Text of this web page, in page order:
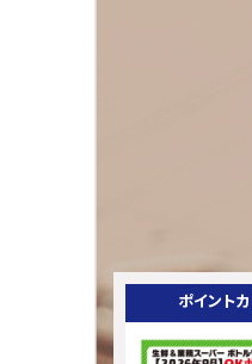
ポイント